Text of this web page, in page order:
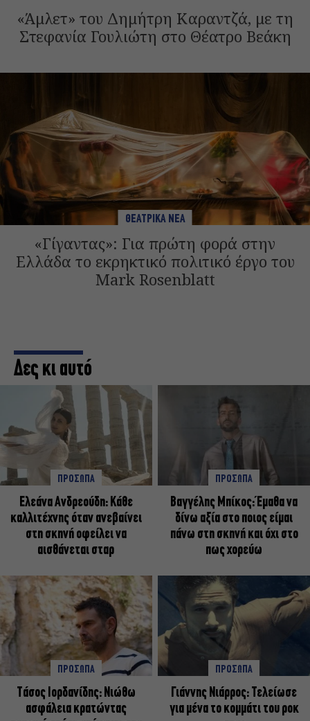
«Άμλετ» του Δημήτρη Καραντζά, με τη
Στεφανία Γουλιώτη στο Θέατρο Βεάκη
ΘΕΑΤΡΙΚΑ ΝΕΑ
«Γίγαντας»: Για πρώτη φορά στην
Ελλάδα το εκρηκτικό πολιτικό έργο του
Mark Rosenblatt
Δες κι αυτό
ΠΡΟΣΩΠΑ
Ελεάνα Ανδρεούδη: Κάθε
καλλιτέχνης όταν ανεβαίνει
στη σκηνή οφείλει να
αισθάνεται σταρ
ΠΡΟΣΩΠΑ
Βαγγέλης Μπίκος: Έμαθα να
δίνω αξία στο ποιος είμαι
πάνω στη σκηνή και όχι στο
πως χορεύω
ΠΡΟΣΩΠΑ
Tάσος Ιορδανίδης: Νιώθω
ασφάλεια κρατώντας
ΠΡΟΣΩΠΑ
Γιάννης Νιάρρος: Τελείωσε
για μένα το κομμάτι του ροκ